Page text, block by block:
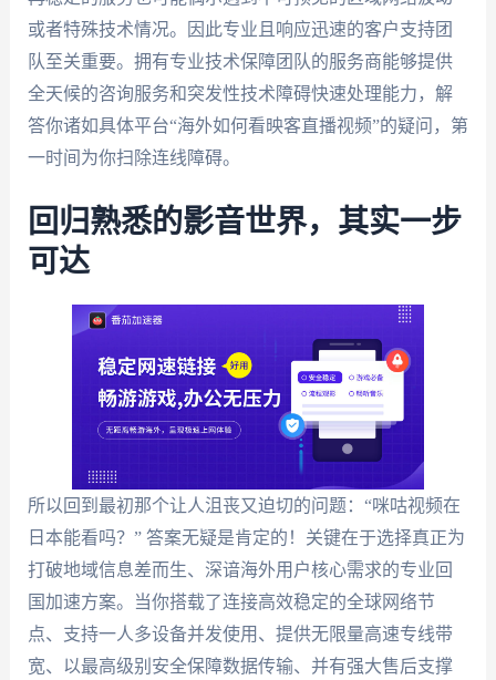
或者特殊技术情况。因此专业且响应迅速的客户支持团
队至关重要。拥有专业技术保障团队的服务商能够提供
全天候的咨询服务和突发性技术障碍快速处理能力，解
答你诸如具体平台“海外如何看映客直播视频”的疑问，第
一时间为你扫除连线障碍。
回归熟悉的影音世界，其实一步
可达
所以回到最初那个让人沮丧又迫切的问题：“咪咕视频在
日本能看吗？” 答案无疑是肯定的！关键在于选择真正为
打破地域信息差而生、深谙海外用户核心需求的专业回
国加速方案。当你搭载了连接高效稳定的全球网络节
点、支持一人多设备并发使用、提供无限量高速专线带
宽、以最高级别安全保障数据传输、并有强大售后支撑